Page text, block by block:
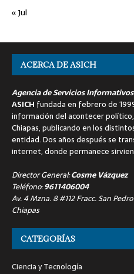
« Jul
ACERCA DE ASICH
Agencia de Servicios
ASICH fundada en febrero de
información del acontecer
Chiapas, publicando en los
entidad. Dos años después se
internet, donde permanece
Director General:Cosme Vázquez
Teléfono:9611406004
Av. 4 Mzna. 8 #112 Fracc. San
Chiapas
CATEGORÍAS
Ciencia y Tecnología